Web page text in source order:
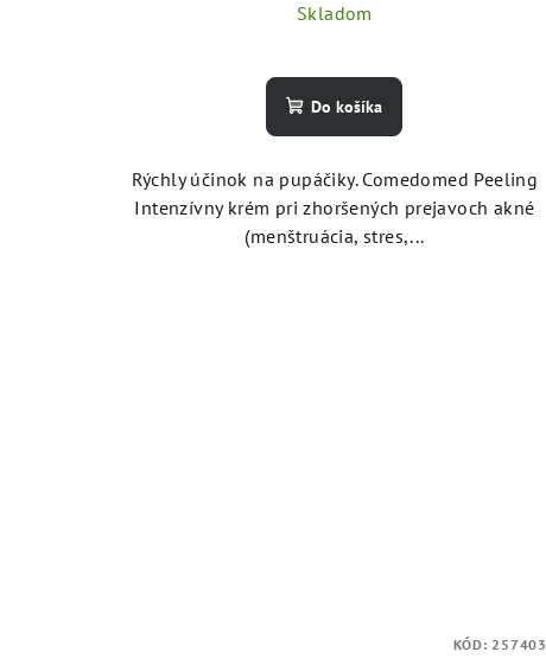
Skladom
Do košíka
Rýchly účinok na pupáčiky. Comedomed Peeling
Intenzívny krém pri zhoršených prejavoch akné
(menštruácia, stres,...
KÓD: 257403